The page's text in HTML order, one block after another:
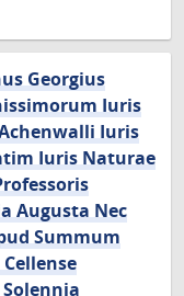
Georgius
Iuris
Iuris
Iuris Naturae
Augusta Nec
Summum